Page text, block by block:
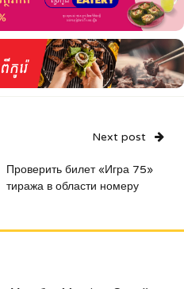
Next post
Проверить билет «Игра 75»
тиража в области номеру